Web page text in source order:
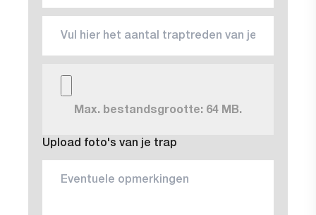
Max. bestandsgrootte: 64 MB.
Upload foto's van je trap